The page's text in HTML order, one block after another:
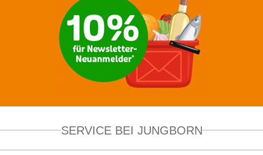
SERVICE BEI JUNGBORN